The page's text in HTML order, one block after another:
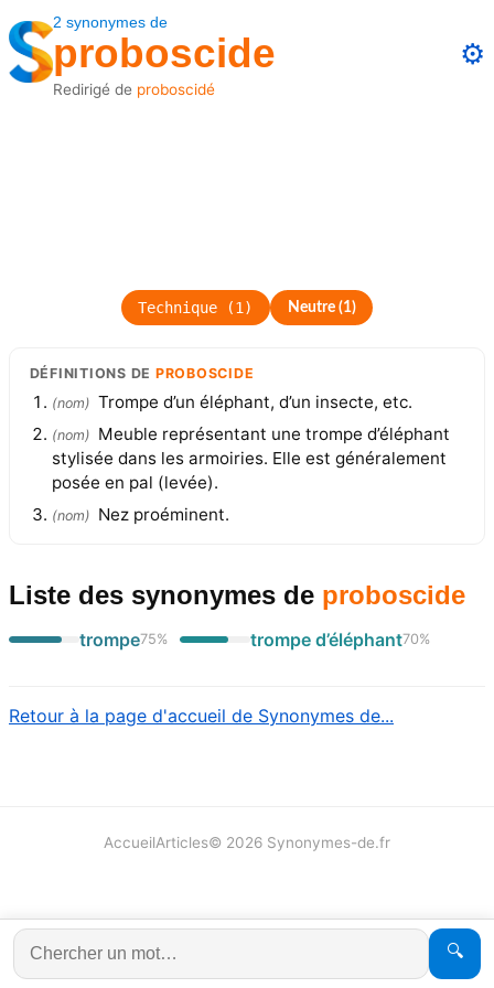
2 synonymes de
proboscide
Redirigé de proboscidé
⚙️
Technique (1) Neutre(1)
DÉFINITIONS DE PROBOSCIDE
(nom) Trompe d’un éléphant, d’un insecte, etc.
(nom) Meuble représentant une trompe d’éléphant
stylisée dans les armoiries. Elle est généralement
posée en pal (levée).
(nom) Nez proéminent.
Liste des synonymes de proboscide
trompe75% trompe d’éléphant70%
Retour à la page d'accueil de Synonymes de...
🔍
AccueilArticles© 2026 Synonymes-de.fr